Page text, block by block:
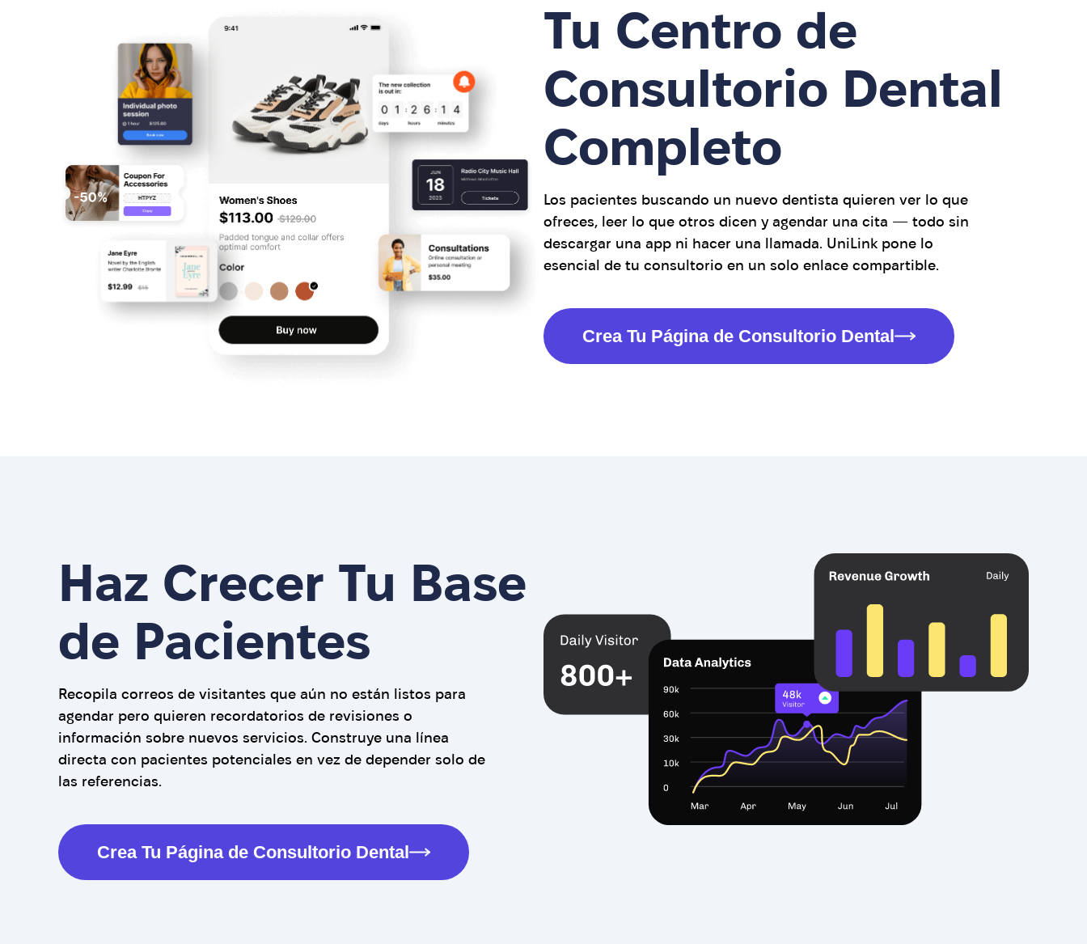
Tu Centro de
Consultorio Dental
Completo
Los pacientes buscando un nuevo dentista quieren ver lo que
ofreces, leer lo que otros dicen y agendar una cita — todo sin
descargar una app ni hacer una llamada. UniLink pone lo
esencial de tu consultorio en un solo enlace compartible.
Crea Tu Página de Consultorio Dental
Haz Crecer Tu Base
de Pacientes
Recopila correos de visitantes que aún no están listos para
agendar pero quieren recordatorios de revisiones o
información sobre nuevos servicios. Construye una línea
directa con pacientes potenciales en vez de depender solo de
las referencias.
Crea Tu Página de Consultorio Dental